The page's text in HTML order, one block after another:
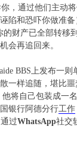
，通过他们主动
陷和恐吓你做准
财产已全部转
会再追回来。
BBS上发布一
一样追随，堪比
将自己包装成一
银行阿德分行工作
过WhatsApp社交